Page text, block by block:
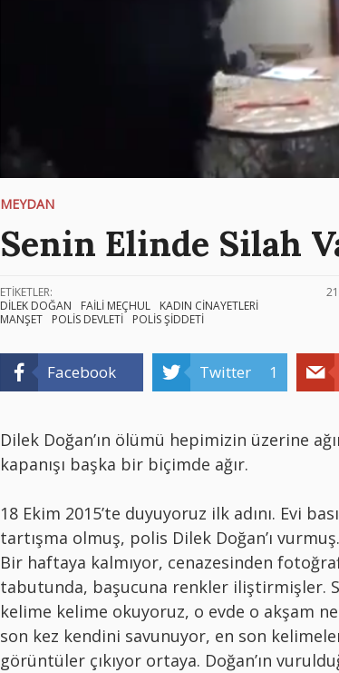
MEYDAN
Senin Elinde Silah
ETİKETLER:
DİLEK DOĞAN
FAİLİ MEÇHUL
KADIN CİNAYETLERİ
MANŞET
POLİS DEVLETİ POLİS ŞİDDETİ
Facebook Twitter 1
Dilek Doğan’ın ölümü hepimizin üzerine
kapanışı başka bir biçimde ağır.
18 Ekim 2015’te duyuyoruz ilk adını. Evi
tartışma olmuş, polis Dilek Doğan’ı
Bir haftaya kalmıyor, cenazesinden
tabutunda, başucuna renkler iliştirmişler.
kelime kelime okuyoruz, o evde o akşam
son kez kendini savunuyor, en son
görüntüler çıkıyor ortaya. Doğan’ın